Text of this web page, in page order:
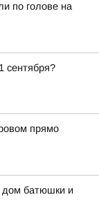
по голове на
сентября?
прямо
дом батюшки и